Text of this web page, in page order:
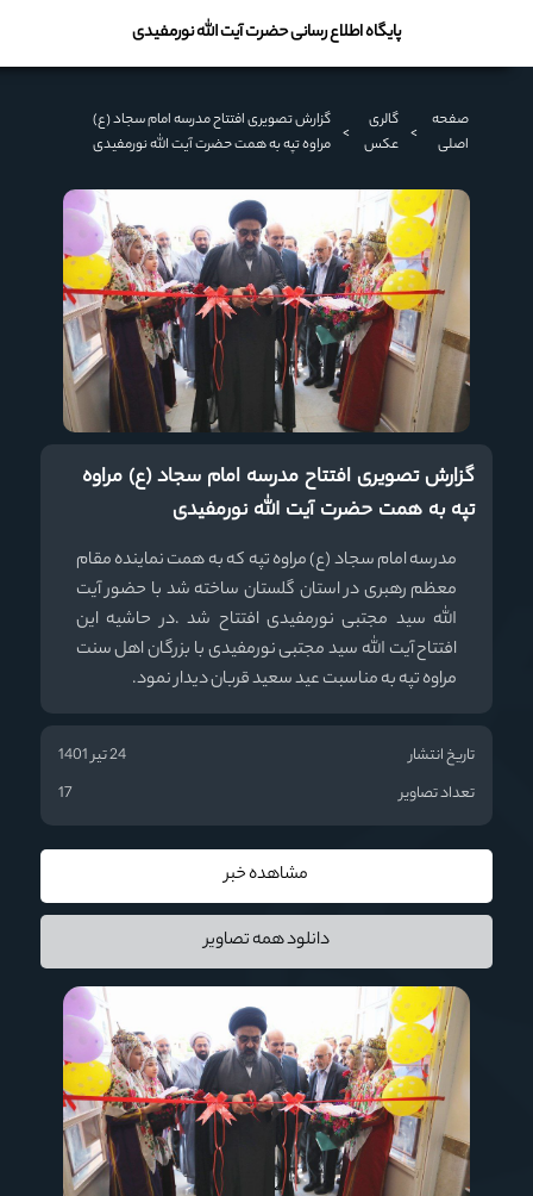
پایگاه اطلاع رسانی حضرت آیت الله نورمفیدی
صفحه
اصلی
>
گالری
عکس
>
گزارش تصویری افتتاح مدرسه امام سجاد (ع)
مراوه تپه به همت حضرت آیت الله نورمفیدی
گزارش تصویری افتتاح مدرسه امام سجاد (ع) مراوه
تپه به همت حضرت آیت الله نورمفیدی
مدرسه امام سجاد (ع) مراوه تپه که به همت نماینده مقام
معظم رهبری در استان گلستان ساخته شد با حضور آیت
الله سید مجتبی نورمفیدی افتتاح شد .در حاشیه این
افتتاح آیت الله سید مجتبی نورمفیدی با بزرگان اهل سنت
مراوه تپه به مناسبت عید سعید قربان دیدار نمود.
تاریخ انتشار
24 تیر 1401
تعداد تصاویر
17
مشاهده خبر
دانلود همه تصاویر